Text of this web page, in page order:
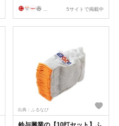
5サイトで掲載中
出典：ふるなび